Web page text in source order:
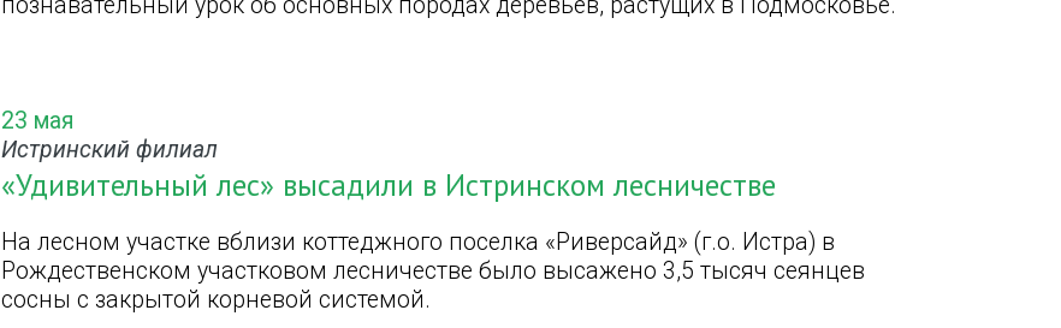
23 мая
Истринский филиал
«Удивительный лес» высадили в Истринском лесничестве
На лесном участке вблизи коттеджного поселка «Риверсайд» (г.о. Истра) в
Рождественском участковом лесничестве было высажено 3,5 тысяч сеянцев
сосны с закрытой корневой системой.